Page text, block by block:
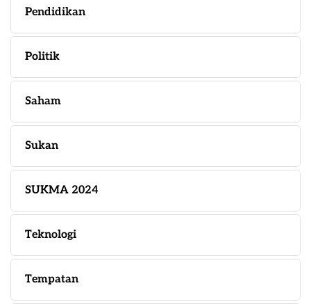
Pendidikan
Politik
Saham
Sukan
SUKMA 2024
Teknologi
Tempatan